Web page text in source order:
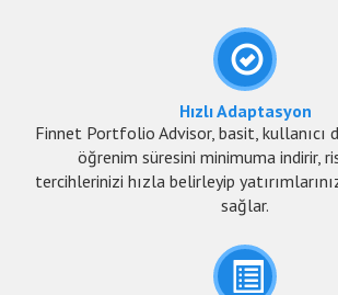
Hızlı Adaptasyon
Finnet Portfolio Advisor, basit, kullanıcı
öğrenim süresini minimuma indirir,
tercihlerinizi hızla belirleyip
sağlar.